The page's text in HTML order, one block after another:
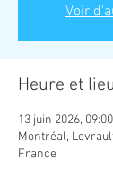
Voir
Heure et lieu
13 juin 2026,
Montréal,
France